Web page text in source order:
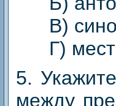
В)
Г)
5.
между